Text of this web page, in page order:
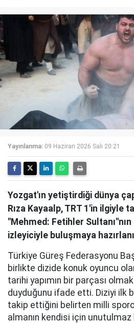
Yayınlanma: 09 Haziran 2026 Salı 20:21
Yozgat'ın yetiştirdiği dünya
Rıza Kayaalp, TRT 1'in ilgiyle
"Mehmed: Fetihler
izleyiciyle buluşmaya
Türkiye Güreş Federasyonu
birlikte dizide konuk oyuncu
tarihi yapımın bir parçası
duyduğunu ifade etti. Diziyi ilk
takip ettiğini belirten milli
almanın kendisi için unutulmaz